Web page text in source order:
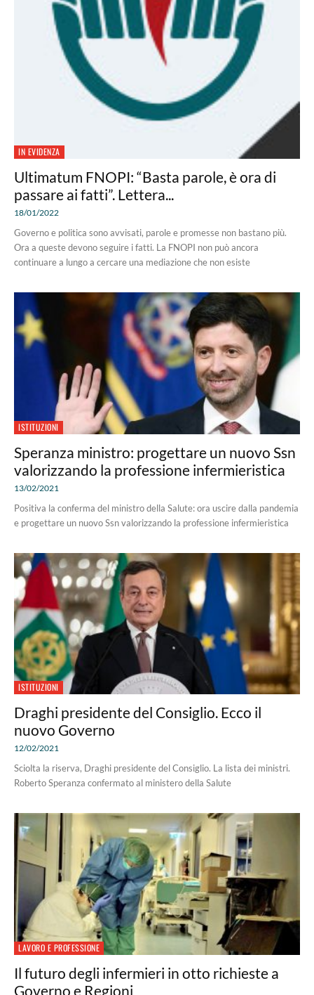
IN EVIDENZA
Ultimatum FNOPI: “Basta parole, è ora di
passare ai fatti”. Lettera...
18/01/2022
Governo e politica sono avvisati, parole e promesse non bastano più.
Ora a queste devono seguire i fatti. La FNOPI non può ancora
continuare a lungo a cercare una mediazione che non esiste
ISTITUZIONI
Speranza ministro: progettare un nuovo Ssn
valorizzando la professione infermieristica
13/02/2021
Positiva la conferma del ministro della Salute: ora uscire dalla pandemia
e progettare un nuovo Ssn valorizzando la professione infermieristica
ISTITUZIONI
Draghi presidente del Consiglio. Ecco il
nuovo Governo
12/02/2021
Sciolta la riserva, Draghi presidente del Consiglio. La lista dei ministri.
Roberto Speranza confermato al ministero della Salute
LAVORO E PROFESSIONE
Il futuro degli infermieri in otto richieste a
Governo e Regioni